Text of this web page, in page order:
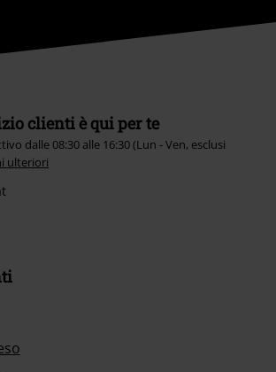
clienti è qui per te
dalle 08:30 alle 16:30 (Lun - Ven, esclusi
ulteriori